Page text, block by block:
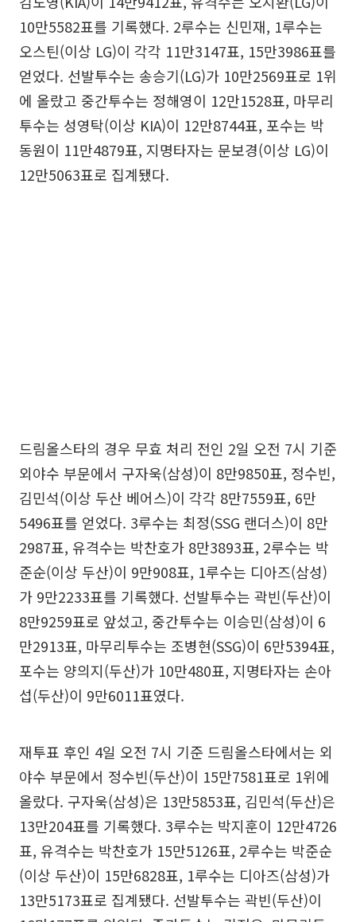
10만5582표를 기록했다. 2루수는 신민재, 1루수는
오스틴(이상 LG)이 각각 11만3147표, 15만3986표를
얻었다. 선발투수는 송승기(LG)가 10만2569표로 1위
에 올랐고 중간투수는 정해영이 12만1528표, 마무리
투수는 성영탁(이상 KIA)이 12만8744표, 포수는 박
동원이 11만4879표, 지명타자는 문보경(이상 LG)이
12만5063표로 집계됐다.
드림올스타의 경우 무효 처리 전인 2일 오전 7시 기준
외야수 부문에서 구자욱(삼성)이 8만9850표, 정수빈,
김민석(이상 두산 베어스)이 각각 8만7559표, 6만
5496표를 얻었다. 3루수는 최정(SSG 랜더스)이 8만
2987표, 유격수는 박찬호가 8만3893표, 2루수는 박
준순(이상 두산)이 9만908표, 1루수는 디아즈(삼성)
가 9만2233표를 기록했다. 선발투수는 곽빈(두산)이
8만9259표로 앞섰고, 중간투수는 이승민(삼성)이 6
만2913표, 마무리투수는 조병현(SSG)이 6만5394표,
포수는 양의지(두산)가 10만480표, 지명타자는 손아
섭(두산)이 9만6011표였다.
재투표 후인 4일 오전 7시 기준 드림올스타에서는 외
야수 부문에서 정수빈(두산)이 15만7581표로 1위에
올랐다. 구자욱(삼성)은 13만5853표, 김민석(두산)은
13만204표를 기록했다. 3루수는 박지훈이 12만4726
표, 유격수는 박찬호가 15만5126표, 2루수는 박준순
(이상 두산)이 15만6828표, 1루수는 디아즈(삼성)가
13만5173표로 집계됐다. 선발투수는 곽빈(두산)이